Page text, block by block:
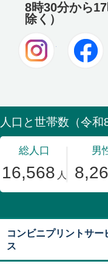
8時30分から
除く）
Instagram
コンビニプリントサー
ス